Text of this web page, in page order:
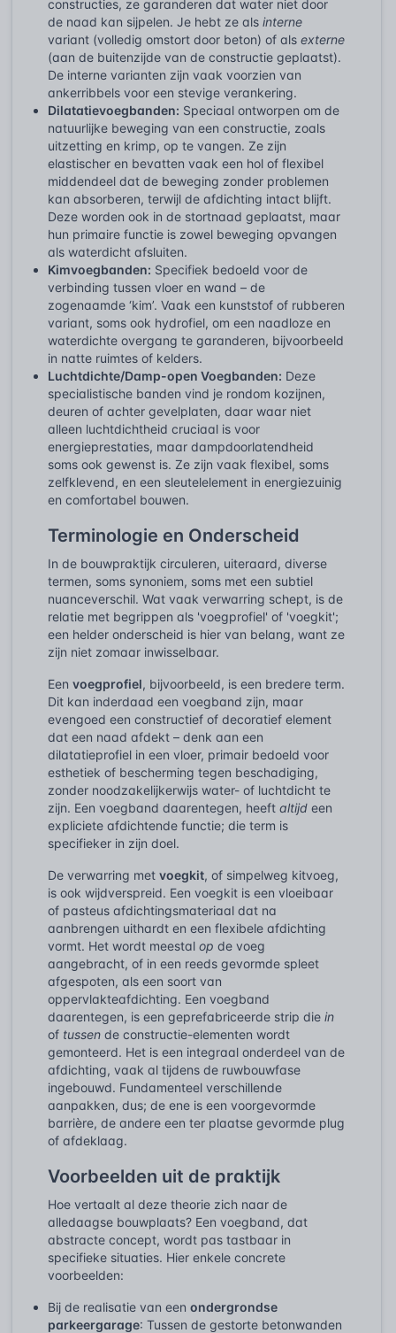
constructies, ze garanderen dat water niet door
de naad kan sijpelen. Je hebt ze als interne
variant (volledig omstort door beton) of als externe
(aan de buitenzijde van de constructie geplaatst).
De interne varianten zijn vaak voorzien van
ankerribbels voor een stevige verankering.
Dilatatievoegbanden: Speciaal ontworpen om de
natuurlijke beweging van een constructie, zoals
uitzetting en krimp, op te vangen. Ze zijn
elastischer en bevatten vaak een hol of flexibel
middendeel dat de beweging zonder problemen
kan absorberen, terwijl de afdichting intact blijft.
Deze worden ook in de stortnaad geplaatst, maar
hun primaire functie is zowel beweging opvangen
als waterdicht afsluiten.
Kimvoegbanden: Specifiek bedoeld voor de
verbinding tussen vloer en wand – de
zogenaamde ‘kim’. Vaak een kunststof of rubberen
variant, soms ook hydrofiel, om een naadloze en
waterdichte overgang te garanderen, bijvoorbeeld
in natte ruimtes of kelders.
Luchtdichte/Damp-open Voegbanden: Deze
specialistische banden vind je rondom kozijnen,
deuren of achter gevelplaten, daar waar niet
alleen luchtdichtheid cruciaal is voor
energieprestaties, maar dampdoorlatendheid
soms ook gewenst is. Ze zijn vaak flexibel, soms
zelfklevend, en een sleutelelement in energiezuinig
en comfortabel bouwen.
Terminologie en Onderscheid
In de bouwpraktijk circuleren, uiteraard, diverse
termen, soms synoniem, soms met een subtiel
nuanceverschil. Wat vaak verwarring schept, is de
relatie met begrippen als 'voegprofiel' of 'voegkit';
een helder onderscheid is hier van belang, want ze
zijn niet zomaar inwisselbaar.
Een voegprofiel, bijvoorbeeld, is een bredere term.
Dit kan inderdaad een voegband zijn, maar
evengoed een constructief of decoratief element
dat een naad afdekt – denk aan een
dilatatieprofiel in een vloer, primair bedoeld voor
esthetiek of bescherming tegen beschadiging,
zonder noodzakelijkerwijs water- of luchtdicht te
zijn. Een voegband daarentegen, heeft altijd een
expliciete afdichtende functie; die term is
specifieker in zijn doel.
De verwarring met voegkit, of simpelweg kitvoeg,
is ook wijdverspreid. Een voegkit is een vloeibaar
of pasteus afdichtingsmateriaal dat na
aanbrengen uithardt en een flexibele afdichting
vormt. Het wordt meestal op de voeg
aangebracht, of in een reeds gevormde spleet
afgespoten, als een soort van
oppervlakteafdichting. Een voegband
daarentegen, is een geprefabriceerde strip die in
of tussen de constructie-elementen wordt
gemonteerd. Het is een integraal onderdeel van de
afdichting, vaak al tijdens de ruwbouwfase
ingebouwd. Fundamenteel verschillende
aanpakken, dus; de ene is een voorgevormde
barrière, de andere een ter plaatse gevormde plug
of afdeklaag.
Voorbeelden uit de praktijk
Hoe vertaalt al deze theorie zich naar de
alledaagse bouwplaats? Een voegband, dat
abstracte concept, wordt pas tastbaar in
specifieke situaties. Hier enkele concrete
voorbeelden:
Bij de realisatie van een ondergrondse
parkeergarage: Tussen de gestorte betonwanden